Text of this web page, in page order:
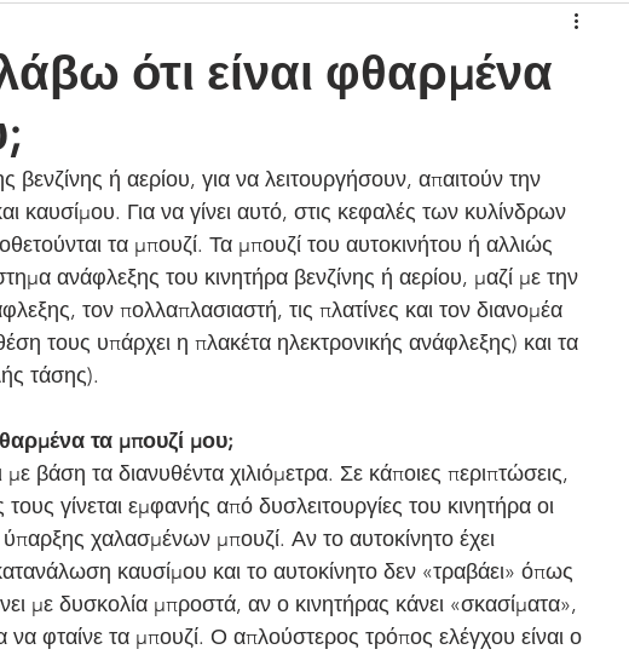
ότι είναι φθαρμένα
βενζίνης ή αερίου, για να λειτουργήσουν, απαιτούν την
καυσίμου. Για να γίνει αυτό, στις κεφαλές των κυλίνδρων
τα μπουζί. Τα μπουζί του αυτοκινήτου ή αλλιώς
ανάφλεξης του κινητήρα βενζίνης ή αερίου, μαζί με την
τον πολλαπλασιαστή, τις πλατίνες και τον διανομέα
τους υπάρχει η πλακέτα ηλεκτρονικής ανάφλεξης) και τα
τάσης).
τα μπουζί μου;
βάση τα διανυθέντα χιλιόμετρα. Σε κάποιες περιπτώσεις,
γίνεται εμφανής από δυσλειτουργίες του κινητήρα οι
χαλασμένων μπουζί. Αν το αυτοκίνητο έχει
καυσίμου και το αυτοκίνητο δεν «τραβάει» όπως
με δυσκολία μπροστά, αν ο κινητήρας κάνει «σκασίματα»,
να φταίνε τα μπουζί. Ο απλούστερος τρόπος ελέγχου είναι ο